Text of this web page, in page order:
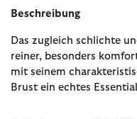
Beschreibung
Das zugleich schlichte
reiner, besonders
mit seinem
Brust ein echtes